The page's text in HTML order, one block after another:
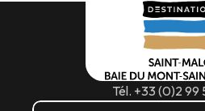
Tél. +33 (0)2 99